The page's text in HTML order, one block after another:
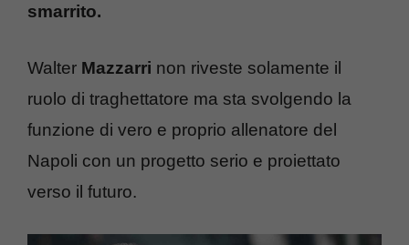
smarrito.
Walter Mazzarri non riveste solamente il
ruolo di traghettatore ma sta svolgendo la
funzione di vero e proprio allenatore del
Napoli con un progetto serio e proiettato
verso il futuro.